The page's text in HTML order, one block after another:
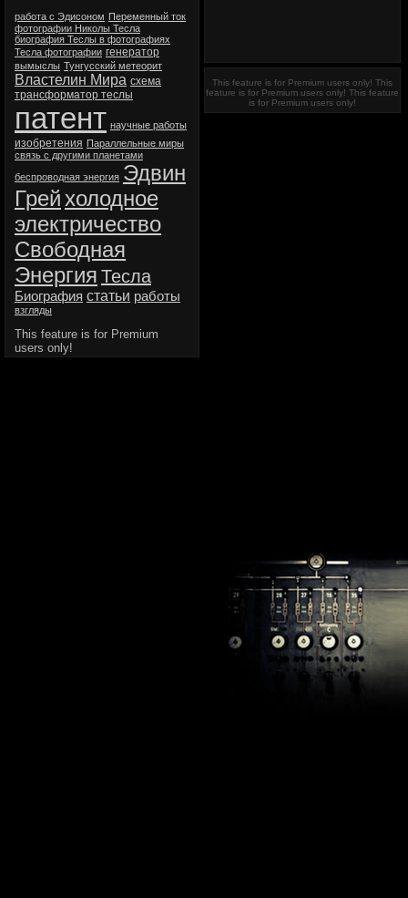
работа с Эдисоном Переменный ток
фотографии Николы Тесла
биография Теслы в фотографиях
Тесла фотографии генератор
вымыслы Тунгусский метеорит
Властелин Мира схема
трансформатор теслы
патент научные работы
изобретения Параллельные миры
связь с другими планетами
беспроводная энергия Эдвин
Грейхолодное
электричество
Свободная
Энергия Тесла
Биография статьи работы
взгляды
This feature is for Premium
users only!
This feature is for Premium users only! This
feature is for Premium users only! This feature
is for Premium users only!